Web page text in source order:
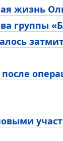
жизнь
группы